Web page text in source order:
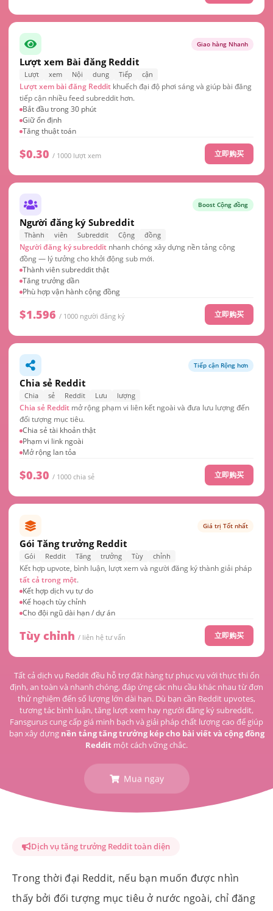
Giao hàng Nhanh
Lượt xem Bài đăng Reddit
Lượt xem Nội dung Tiếp cận
Lượt xem bài đăng Reddit khuếch đại độ phơi sáng và giúp bài đăng
tiếp cận nhiều feed subreddit hơn.
Bắt đầu trong 30 phút
Giữ ổn định
Tăng thuật toán
$0.30 / 1000 lượt xem 立即购买
Boost Cộng đồng
Người đăng ký Subreddit
Thành viên Subreddit Cộng đồng
Người đăng ký subreddit nhanh chóng xây dựng nền tảng cộng
đồng — lý tưởng cho khởi động sub mới.
Thành viên subreddit thật
Tăng trưởng dần
Phù hợp vận hành cộng đồng
$1.596 / 1000 người đăng ký 立即购买
Tiếp cận Rộng hơn
Chia sẻ Reddit
Chia sẻ Reddit Lưu lượng
Chia sẻ Reddit mở rộng phạm vi liên kết ngoài và đưa lưu lượng đến
đối tượng mục tiêu.
Chia sẻ tài khoản thật
Phạm vi link ngoài
Mở rộng lan tỏa
$0.30 / 1000 chia sẻ 立即购买
Giá trị Tốt nhất
Gói Tăng trưởng Reddit
Gói Reddit Tăng trưởng Tùy chỉnh
Kết hợp upvote, bình luận, lượt xem và người đăng ký thành giải pháp
tất cả trong một.
Kết hợp dịch vụ tự do
Kế hoạch tùy chỉnh
Cho đội ngũ dài hạn / dự án
Tùy chỉnh / liên hệ tư vấn 立即购买
Tất cả dịch vụ Reddit đều hỗ trợ đặt hàng tự phục vụ với thực thi ổn
định, an toàn và nhanh chóng, đáp ứng các nhu cầu khác nhau từ đơn
thử nghiệm đến số lượng lớn dài hạn. Dù bạn cần Reddit upvotes,
tương tác bình luận, tăng lượt xem hay người đăng ký subreddit,
Fansgurus cung cấp giá minh bạch và giải pháp chất lượng cao để giúp
bạn xây dựng nền tảng tăng trưởng kép cho bài viết và cộng đồng
Reddit một cách vững chắc.
Mua ngay
Dịch vụ tăng trưởng Reddit toàn diện
Trong thời đại Reddit, nếu bạn muốn được nhìn
thấy bởi đối tượng mục tiêu ở nước ngoài, chỉ đăng